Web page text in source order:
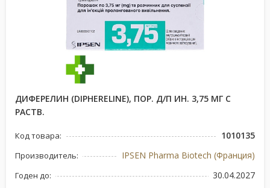
ДИФЕРЕЛИН (DIPHERELINE), ПОР. Д/П ИН. 3,75 МГ С
РАСТВ.
Код товара: 1010135
Производитель: IPSEN Pharma Biotech (Франция)
Годен до: 30.04.2027